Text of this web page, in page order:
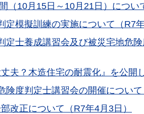
（10月15日～10月21日）につい
模擬訓練の実施について（R7年
定士養成講習会及び被災宅地危
夫？木造住宅の耐震化』を公開
度判定士講習会の開催について
改正について（R7年4月3日）